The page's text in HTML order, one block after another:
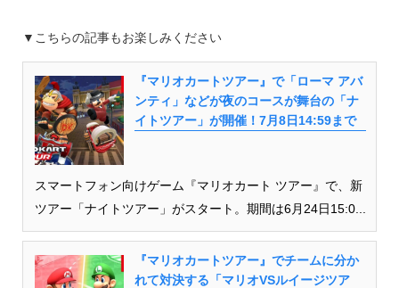
▼こちらの記事もお楽しみください
『マリオカートツアー』で「ローマ アバ
ンティ」などが夜のコースが舞台の「ナ
イトツアー」が開催！7月8日14:59まで
スマートフォン向けゲーム『マリオカート ツアー』で、新
ツアー「ナイトツアー」がスタート。期間は6月24日15:0...
『マリオカートツアー』でチームに分か
れて対決する「マリオVSルイージツア